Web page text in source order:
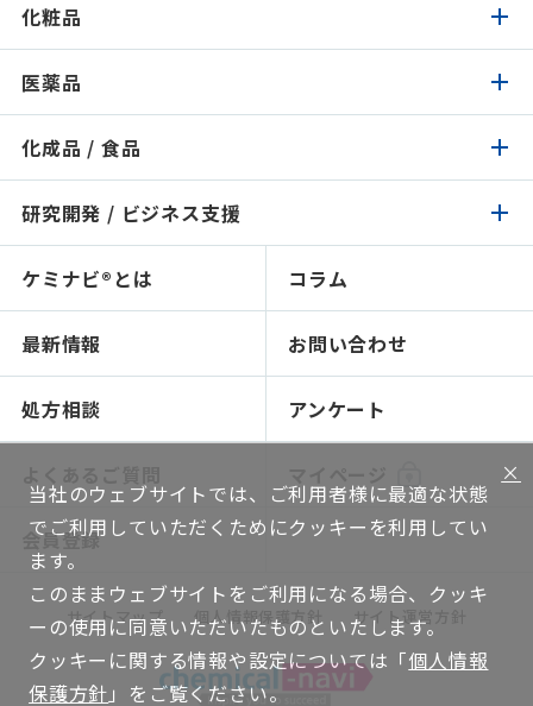
化粧品
化粧品トップ
製品検索
イチオシ原料
認証 / サステナビリティ
感触で選ぶ
NIKO-BEAUTY（コンセプト＆処方提案）
医薬品
医薬品トップ
製品検索
イチオシ原料
処方検索
化成品 / 食品
化成品 / 食品トップ
製品検索
ソリューション技術
研究開発 / ビジネス支援
研究開発 / ビジネス支援トップ
人材育成～開放研究室
ショールームのご紹介
ソリューション提案
グローバルネットワーク
機能評価
WEB講座
技術ハンドブック
ケミナビ®とは コラム
最新情報 お問い合わせ
処方相談 アンケート
会員登録
サイトマップ 個人情報保護方針 サイト運営方針
×
当社のウェブサイトでは、ご利用者様に最適な状態
でご利用していただくためにクッキーを利用してい
ます。
このままウェブサイトをご利用になる場合、クッキ
ーの使用に同意いただいたものといたします。
クッキーに関する情報や設定については「個人情報
保護方針 」をご覧ください。